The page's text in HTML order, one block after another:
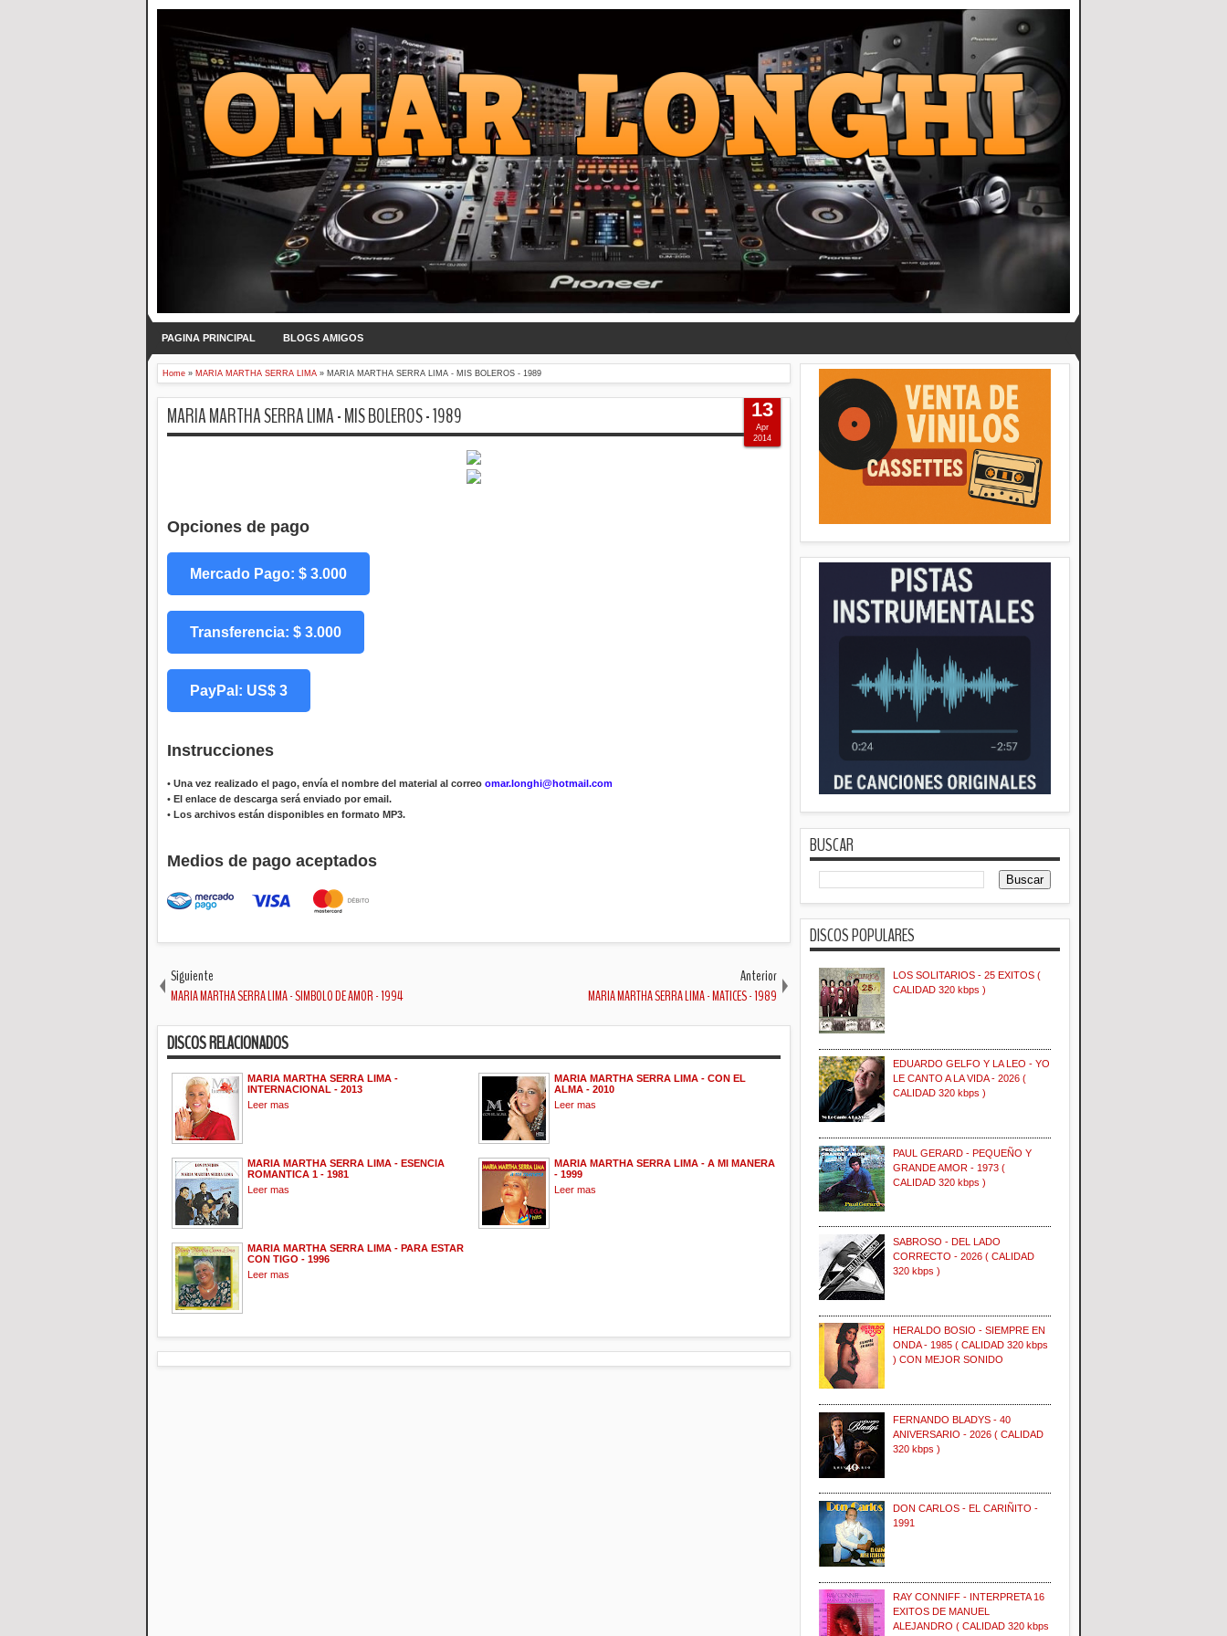
PAGINA PRINCIPAL BLOGS AMIGOS
Home » MARIA MARTHA SERRA LIMA » MARIA MARTHA SERRA LIMA - MIS BOLEROS - 1989
MARIA MARTHA SERRA LIMA - MIS BOLEROS - 1989
Opciones de pago
Mercado Pago: $ 3.000
Transferencia: $ 3.000
PayPal: US$ 3
Instrucciones
• Una vez realizado el pago, envía el nombre del material al correo omar.longhi@hotmail.com
• El enlace de descarga será enviado por email.
• Los archivos están disponibles en formato MP3.
Medios de pago aceptados
13
Apr
2014
Siguiente
MARIA MARTHA SERRA LIMA - SIMBOLO DE AMOR - 1994
Anterior
MARIA MARTHA SERRA LIMA - MATICES - 1989
DISCOS RELACIONADOS
MARIA MARTHA SERRA LIMA -
INTERNACIONAL - 2013
Leer mas
MARIA MARTHA SERRA LIMA - CON EL
ALMA - 2010
Leer mas
MARIA MARTHA SERRA LIMA - ESENCIA
ROMANTICA 1 - 1981
Leer mas
MARIA MARTHA SERRA LIMA - A MI MANERA
- 1999
Leer mas
MARIA MARTHA SERRA LIMA - PARA ESTAR
CON TIGO - 1996
Leer mas
BUSCAR
DISCOS POPULARES
LOS SOLITARIOS - 25 EXITOS (
CALIDAD 320 kbps )
EDUARDO GELFO Y LA LEO - YO
LE CANTO A LA VIDA - 2026 (
CALIDAD 320 kbps )
PAUL GERARD - PEQUEÑO Y
GRANDE AMOR - 1973 (
CALIDAD 320 kbps )
SABROSO - DEL LADO
CORRECTO - 2026 ( CALIDAD
320 kbps )
HERALDO BOSIO - SIEMPRE EN
ONDA - 1985 ( CALIDAD 320 kbps
) CON MEJOR SONIDO
FERNANDO BLADYS - 40
ANIVERSARIO - 2026 ( CALIDAD
320 kbps )
DON CARLOS - EL CARIÑITO -
1991
RAY CONNIFF - INTERPRETA 16
EXITOS DE MANUEL
ALEJANDRO ( CALIDAD 320 kbps